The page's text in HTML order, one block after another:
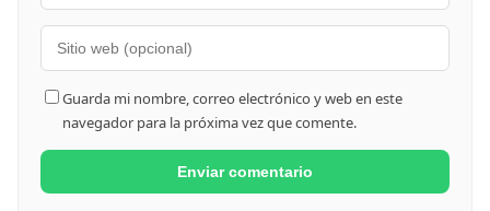
Guarda mi nombre, correo electrónico y web en este
navegador para la próxima vez que comente.